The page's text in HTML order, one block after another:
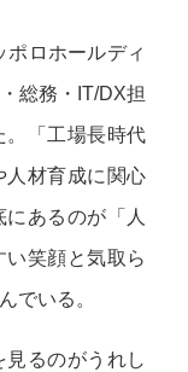
ポロホールディ
総務・IT/DX担
。「工場長時代
人材育成に関心
あるのが「人
笑顔と気取ら
でいる。
見るのがうれし